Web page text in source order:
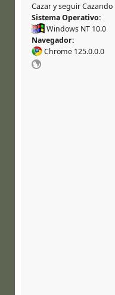
Cazar y seguir Cazando
Sistema Operativo:
Windows NT 10.0
Navegador:
Chrome 125.0.0.0